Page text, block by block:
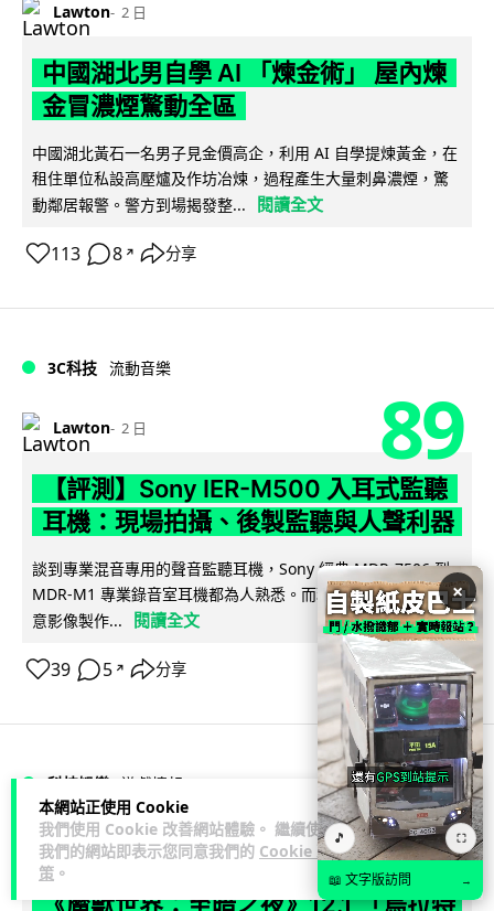
本網站正使用 Cookie
我們使用 Cookie 改善網站體驗。 繼續使用
我們的網站即表示您同意我們的 Cookie 政
策 。
Lawton 2 日
中國湖北男自學 AI 「煉金術」 屋內煉
金冒濃煙驚動全區
中國湖北黃石一名男子見金價高企，利用 AI 自學提煉黃金，在
租住單位私設高壓爐及作坊冶煉，過程產生大量刺鼻濃煙，驚
動鄰居報警。警方到場揭發整...
閱讀全文
113 8 ↗ 分享
3C科技 流動音樂
Lawton 2 日 89
【評測】Sony IER-M500 入耳式監聽
耳機：現場拍攝、後製監聽與人聲利器
談到專業混音專用的聲音監聽耳機，Sony 經典 MDR-7506 到
MDR-M1 專業錄音室耳機都為人熟悉。而現在舞台製作者與創
意影像製作...
閱讀全文
39 5 ↗ 分享
科技娛樂 遊戲情報
天恩 2 日
《魔獸世界：至暗之夜》12.1 「烏拉特
×
🎵 ⛶
📖 文字版訪問 →